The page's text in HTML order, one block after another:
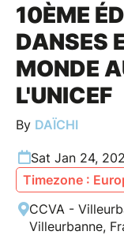
10ÈME
DANSES
MONDE
L'UNICEF
By DAÏCHI
Sat Jan 24,
Timezone :
CCVA -
Villeurbanne,